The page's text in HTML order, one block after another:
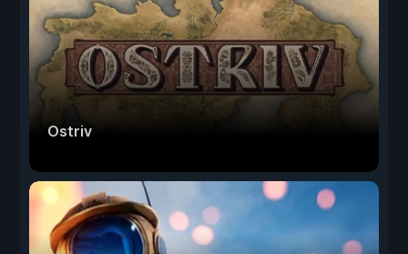
Ostriv